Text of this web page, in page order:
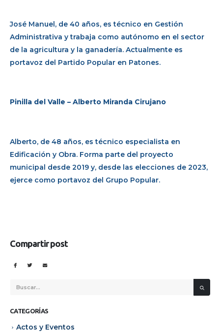
José Manuel, de 40 años, es técnico en Gestión
Administrativa y trabaja como autónomo en el sector
de la agricultura y la ganadería. Actualmente es
portavoz del Partido Popular en Patones.
Pinilla del Valle – Alberto Miranda Cirujano
Alberto, de 48 años, es técnico especialista en
Edificación y Obra. Forma parte del proyecto
municipal desde 2019 y, desde las elecciones de 2023,
ejerce como portavoz del Grupo Popular.
Compartir post
CATEGORÍAS
Actos y Eventos